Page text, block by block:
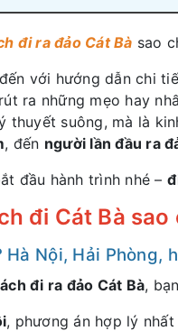
đi ra đảo Cát Bà sao
với hướng dẫn chi
ra những mẹo hay
thuyết suông, mà là
, đến người lần đầu ra
đầu hành trình nhé –
đi Cát Bà
Nội, Hải Phòng,
đi ra đảo Cát Bà,
, phương án hợp lý nhất